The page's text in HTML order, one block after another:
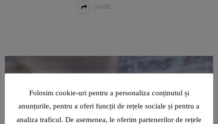
SHARE
Folosim cookie-uri pentru a personaliza conținutul și
anunțurile, pentru a oferi funcții de rețele sociale și pentru a
analiza traficul. De asemenea, le oferim partenerilor de rețele